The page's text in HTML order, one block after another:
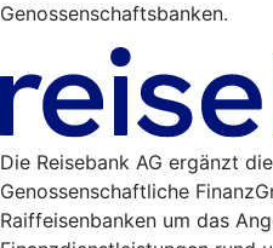
Genossenschaftsbanken.
Die Reisebank AG ergänzt die
Genossenschaftliche
Raiffeisenbanken um das